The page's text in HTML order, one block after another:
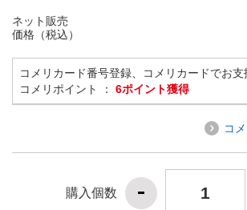
ネット販売
価格（税込）
コメリカード番号登録、コメリカードでお支
コメリポイント ： 6ポイント獲得
コ
購入個数